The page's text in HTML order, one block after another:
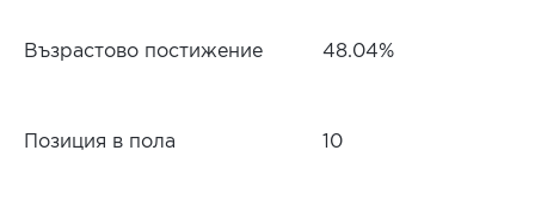
Възрастово постижение 48.04%
Позиция в пола 10